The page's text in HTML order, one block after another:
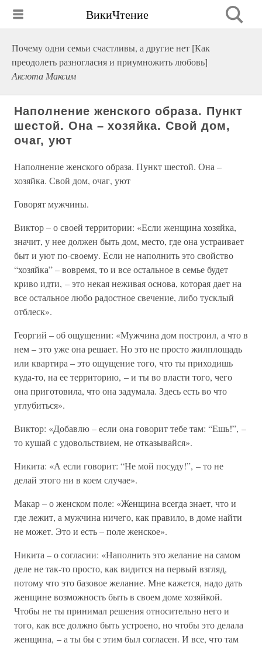
ВикиЧтение
Почему одни семьи счастливы, а другие нет [Как
преодолеть разногласия и приумножить любовь]
Аксюта Максим
Наполнение женского образа. Пункт
шестой. Она – хозяйка. Свой дом,
очаг, уют
Наполнение женского образа. Пункт шестой. Она –
хозяйка. Свой дом, очаг, уют
Говорят мужчины.
Виктор – о своей территории: «Если женщина хозяйка,
значит, у нее должен быть дом, место, где она устраивает
быт и уют по-своему. Если не наполнить это свойство
“хозяйка” – вовремя, то и все остальное в семье будет
криво идти, – это некая неживая основа, которая дает на
все остальное любо радостное свечение, либо тусклый
отблеск».
Георгий – об ощущении: «Мужчина дом построил, а что в
нем – это уже она решает. Но это не просто жилплощадь
или квартира – это ощущение того, что ты приходишь
куда-то, на ее территорию, – и ты во власти того, чего
она приготовила, что она задумала. Здесь есть во что
углубиться».
Виктор: «Добавлю – если она говорит тебе там: “Ешь!”, –
то кушай с удовольствием, не отказывайся».
Никита: «А если говорит: “Не мой посуду!”, – то не
делай этого ни в коем случае».
Макар – о женском поле: «Женщина всегда знает, что и
где лежит, а мужчина ничего, как правило, в доме найти
не может. Это и есть – поле женское».
Никита – о согласии: «Наполнить это желание на самом
деле не так-то просто, как видится на первый взгляд,
потому что это базовое желание. Мне кажется, надо дать
женщине возможность быть в своем доме хозяйкой.
Чтобы не ты принимал решения относительно него и
того, как все должно быть устроено, но чтобы это делала
женщина, – а ты бы с этим был согласен. И все, что там